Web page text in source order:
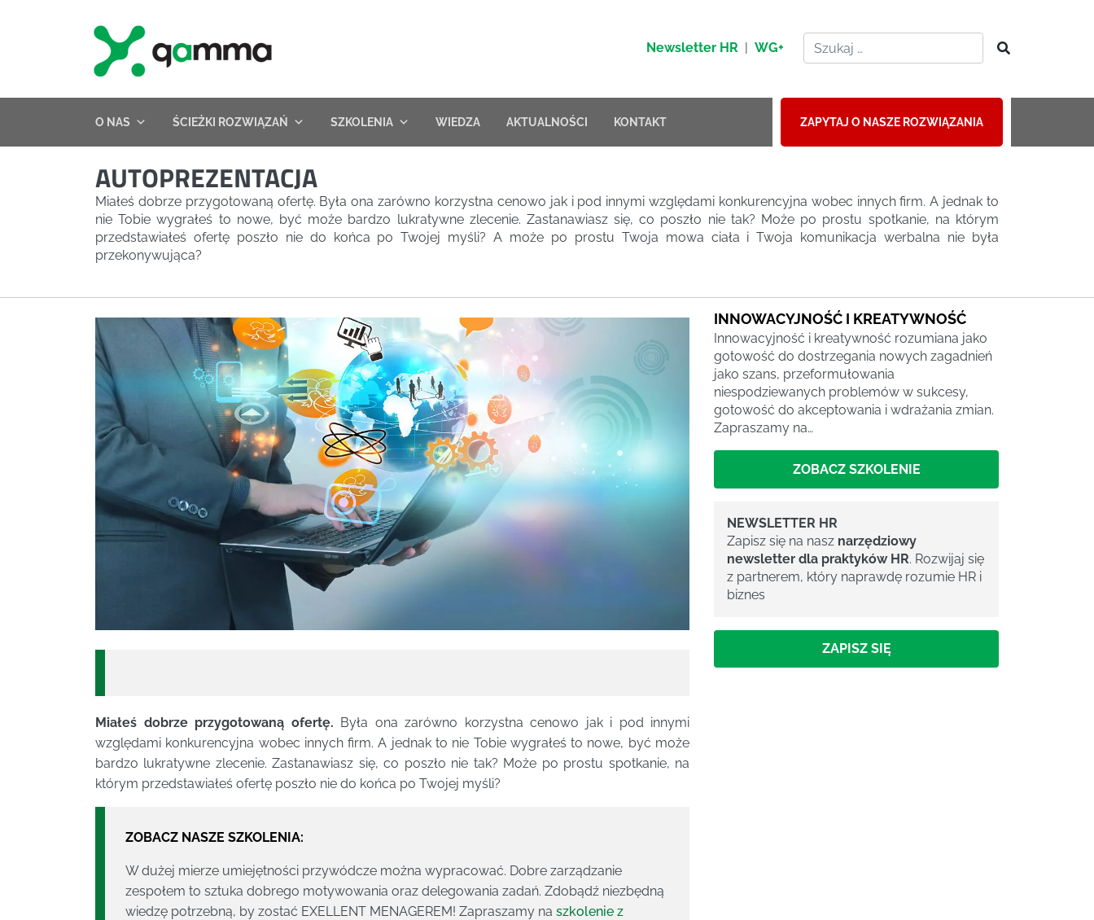
Newsletter HR | WG+
O NAS ŚCIEŻKI ROZWIĄZAŃ SZKOLENIA WIEDZA AKTUALNOŚCI KONTAKT ZAPYTAJ O NASZE ROZWIĄZANIA
AUTOPREZENTACJA
Miałeś dobrze przygotowaną ofertę. Była ona zarówno korzystna cenowo jak i pod innymi względami konkurencyjna wobec innych firm. A jednak to
nie Tobie wygrałeś to nowe, być może bardzo lukratywne zlecenie. Zastanawiasz się, co poszło nie tak? Może po prostu spotkanie, na którym
przedstawiałeś ofertę poszło nie do końca po Twojej myśli? A może po prostu Twoja mowa ciała i Twoja komunikacja werbalna nie była
przekonywująca?
Miałeś dobrze przygotowaną ofertę. Była ona zarówno korzystna cenowo jak i pod innymi
względami konkurencyjna wobec innych firm. A jednak to nie Tobie wygrałeś to nowe, być może
bardzo lukratywne zlecenie. Zastanawiasz się, co poszło nie tak? Może po prostu spotkanie, na
którym przedstawiałeś ofertę poszło nie do końca po Twojej myśli?
ZOBACZ NASZE SZKOLENIA:
W dużej mierze umiejętności przywódcze można wypracować. Dobre zarządzanie
zespołem to sztuka dobrego motywowania oraz delegowania zadań. Zdobądź niezbędną
wiedzę potrzebną, by zostać EXELLENT MENAGEREM! Zapraszamy na szkolenie z
INNOWACYJNOŚĆ I KREATYWNOŚĆ
Innowacyjność i kreatywność rozumiana jako
gotowość do dostrzegania nowych zagadnień
jako szans, przeformułowania
niespodziewanych problemów w sukcesy,
gotowość do akceptowania i wdrażania zmian.
Zapraszamy na…
ZOBACZ SZKOLENIE
NEWSLETTER HR
Zapisz się na nasz narzędziowy
newsletter dla praktyków HR. Rozwijaj się
z partnerem, który naprawdę rozumie HR i
biznes
ZAPISZ SIĘ